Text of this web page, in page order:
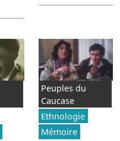
Peuples du
Caucase
Ethnologie
Mémoire